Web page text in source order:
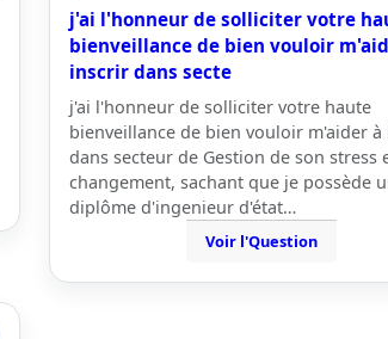
j'ai l'honneur de solliciter votre
bienveillance de bien vouloir
inscrir dans secte
j'ai l'honneur de solliciter votre haute
bienveillance de bien vouloir m'aider
dans secteur de Gestion de son stress
changement, sachant que je possède
diplôme d'ingenieur d'état…
Voir l'Question